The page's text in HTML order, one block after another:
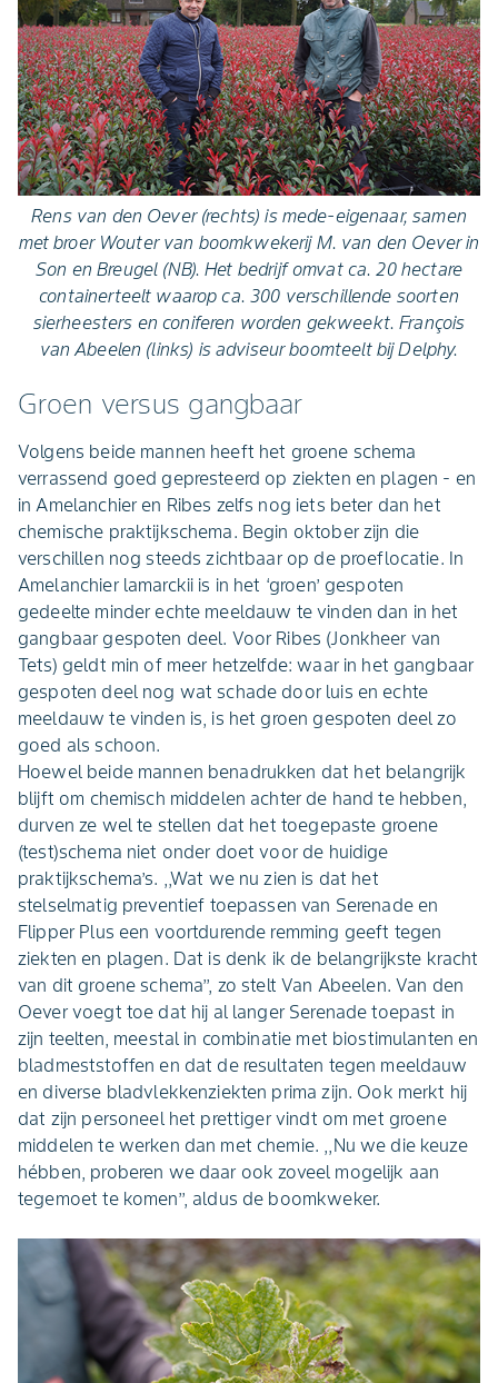
Rens van den Oever (rechts) is mede-eigenaar, samen
met broer Wouter van boomkwekerij M. van den Oever in
Son en Breugel (NB). Het bedrijf omvat ca. 20 hectare
containerteelt waarop ca. 300 verschillende soorten
sierheesters en coniferen worden gekweekt. François
van Abeelen (links) is adviseur boomteelt bij Delphy.
Groen versus gangbaar
Volgens beide mannen heeft het groene schema
verrassend goed gepresteerd op ziekten en plagen - en
in Amelanchier en Ribes zelfs nog iets beter dan het
chemische praktijkschema. Begin oktober zijn die
verschillen nog steeds zichtbaar op de proeflocatie. In
Amelanchier lamarckii is in het ‘groen’ gespoten
gedeelte minder echte meeldauw te vinden dan in het
gangbaar gespoten deel. Voor Ribes (Jonkheer van
Tets) geldt min of meer hetzelfde: waar in het gangbaar
gespoten deel nog wat schade door luis en echte
meeldauw te vinden is, is het groen gespoten deel zo
goed als schoon.
Hoewel beide mannen benadrukken dat het belangrijk
blijft om chemisch middelen achter de hand te hebben,
durven ze wel te stellen dat het toegepaste groene
(test)schema niet onder doet voor de huidige
praktijkschema’s. ,,Wat we nu zien is dat het
stelselmatig preventief toepassen van Serenade en
Flipper Plus een voortdurende remming geeft tegen
ziekten en plagen. Dat is denk ik de belangrijkste kracht
van dit groene schema’’, zo stelt Van Abeelen. Van den
Oever voegt toe dat hij al langer Serenade toepast in
zijn teelten, meestal in combinatie met biostimulanten en
bladmeststoffen en dat de resultaten tegen meeldauw
en diverse bladvlekkenziekten prima zijn. Ook merkt hij
dat zijn personeel het prettiger vindt om met groene
middelen te werken dan met chemie. ,,Nu we die keuze
hébben, proberen we daar ook zoveel mogelijk aan
tegemoet te komen’’, aldus de boomkweker.